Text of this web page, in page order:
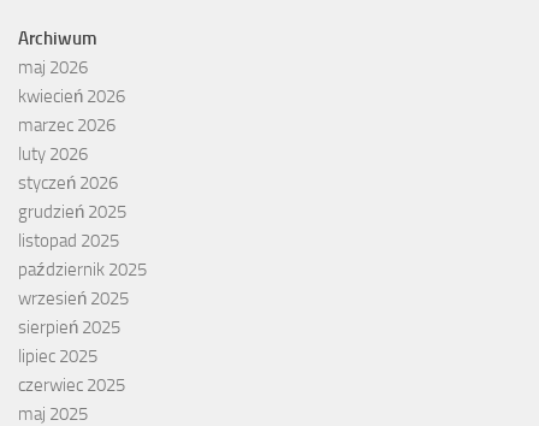
Archiwum
maj 2026
kwiecień 2026
marzec 2026
luty 2026
styczeń 2026
grudzień 2025
listopad 2025
październik 2025
wrzesień 2025
sierpień 2025
lipiec 2025
czerwiec 2025
maj 2025